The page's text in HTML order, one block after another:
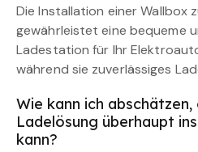
Die Installation einer Wallbox
gewährleistet eine bequeme
Ladestation für Ihr
während sie zuverlässiges
Wie kann ich
Ladelösung überhaupt
kann?